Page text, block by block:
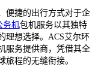
便捷的出行方式对于企
务机包机服务以其独特
理想选择。ACS艾尔环
服务提供商，凭借其全
旅程的无缝衔接。